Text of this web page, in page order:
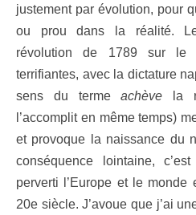
justement par évolution, pour
ou prou dans la réalité.
révolution de 1789 sur le
terrifiantes, avec la dictature
sens du termeachève la
l’accomplit en même temps)
et provoque la naissance du
conséquence lointaine,
perverti l’Europe et le monde
20e siècle. J’avoue que j’ai